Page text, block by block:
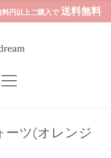
円以上ご購入で 送料無料
ーツ(オレンジ